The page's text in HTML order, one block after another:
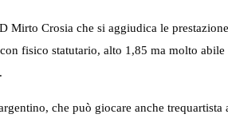
Mirto Crosia che si aggiudica le
fisico statutario, alto 1,85 ma molto
che può giocare anche